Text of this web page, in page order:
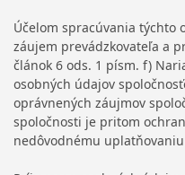
Účelom spracúvania týchto
záujem prevádzkovateľa a
článok 6 ods. 1 písm. f)
osobných údajov
oprávnených záujmov
spoločnosti je pritom
nedôvodnému